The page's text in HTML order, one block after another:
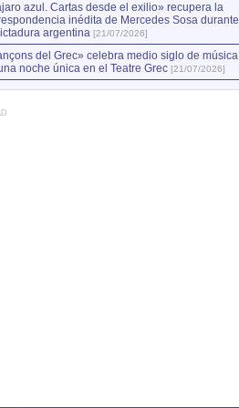
azul. Cartas desde el exilio» recupera la
inédita de Mercedes Sosa durante
argentina [21/07/2026]
del Grec» celebra medio siglo de música
noche única en el Teatre Grec [21/07/2026]